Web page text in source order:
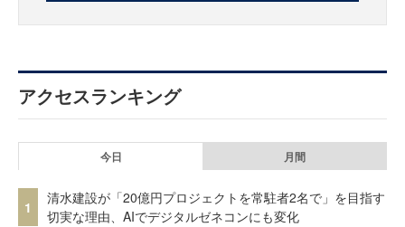
アクセスランキング
今日 月間
1
清水建設が「20億円プロジェクトを常駐者2名で」を目指す
切実な理由、AIでデジタルゼネコンにも変化